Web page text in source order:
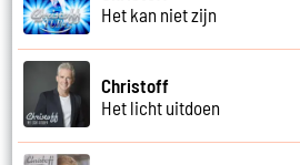
Het kan niet zijn
Christoff
Het licht uitdoen